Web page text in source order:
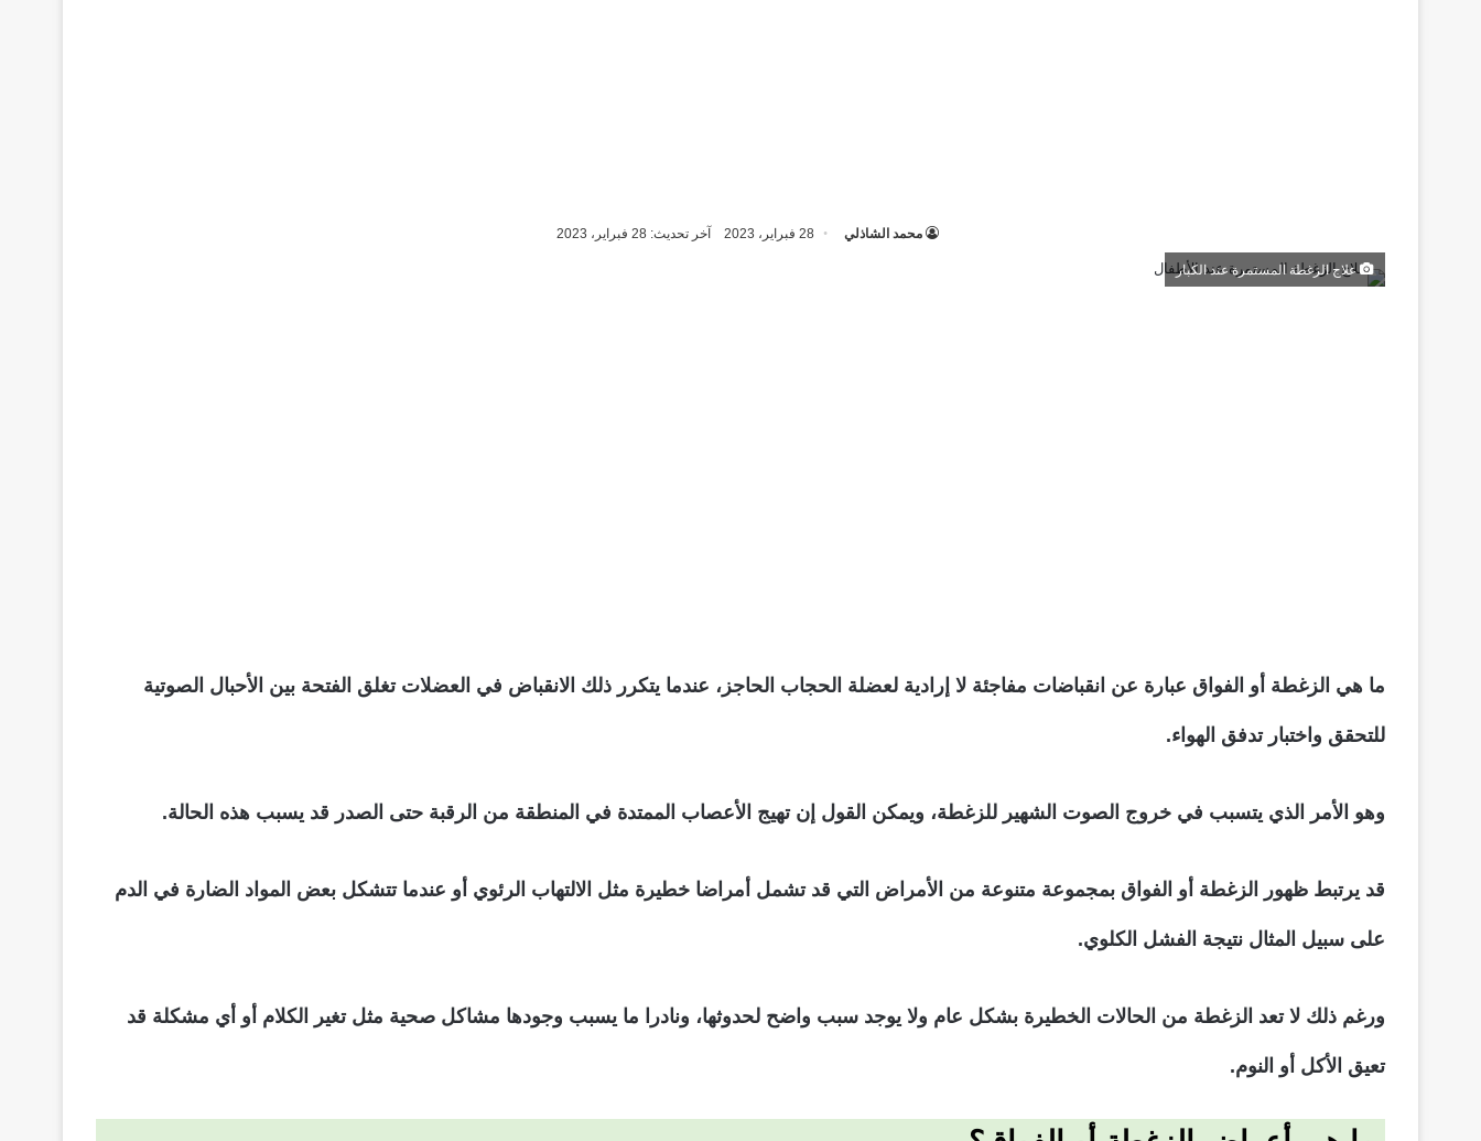
محمد الشاذلي 28 فبراير، 2023 آخر تحديث: 28 فبراير، 2023
علاج الزغطة المستمرة عند الكبار
ما هي الزغطة أو الفواق عبارة عن انقباضات مفاجئة لا إرادية لعضلة الحجاب الحاجز، عندما يتكرر ذلك الانقباض في العضلات تغلق الفتحة بين الأحبال الصوتية
للتحقق واختبار تدفق الهواء.
وهو الأمر الذي يتسبب في خروج الصوت الشهير للزغطة، ويمكن القول إن تهيج الأعصاب الممتدة في المنطقة من الرقبة حتى الصدر قد يسبب هذه الحالة.
قد يرتبط ظهور الزغطة أو الفواق بمجموعة متنوعة من الأمراض التي قد تشمل أمراضا خطيرة مثل الالتهاب الرئوي أو عندما تتشكل بعض المواد الضارة في الدم
على سبيل المثال نتيجة الفشل الكلوي.
ورغم ذلك لا تعد الزغطة من الحالات الخطيرة بشكل عام ولا يوجد سبب واضح لحدوثها، ونادرا ما يسبب وجودها مشاكل صحية مثل تغير الكلام أو أي مشكلة قد
تعيق الأكل أو النوم.